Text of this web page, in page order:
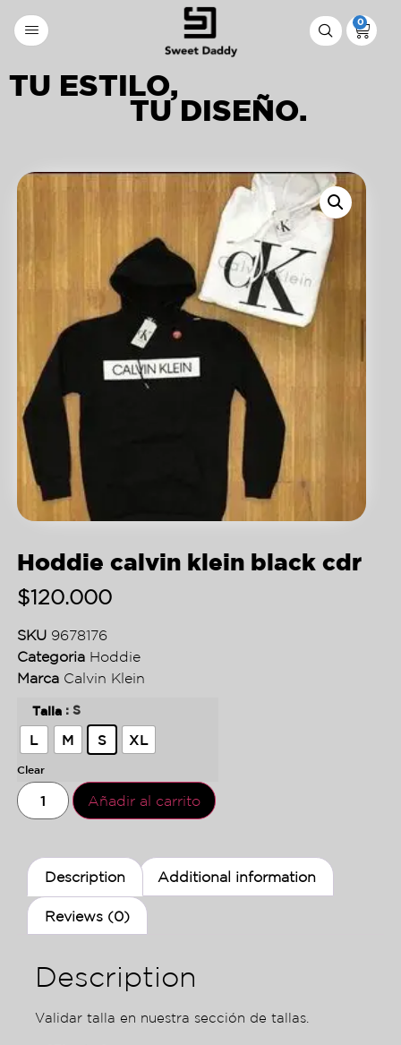
0
TU ESTILO,
TU DISEÑO.
Hoddie calvin klein black cdr
$120.000
SKU 9678176
Categoria Hoddie
Marca Calvin Klein
Talla : S
L M S XL
Clear
Añadir al carrito
Description Additional information
Reviews (0)
Description
Validar talla en nuestra sección de tallas.